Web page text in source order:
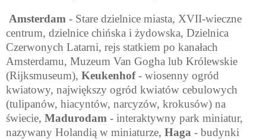
Amsterdam - Stare dzielnice miasta, XVII-wieczne
centrum, dzielnice chińska i żydowska, Dzielnica
Czerwonych Latarni, rejs statkiem po kanałach
Amsterdamu, Muzeum Van Gogha lub Królewskie
(Rijksmuseum), Keukenhof- wiosenny ogród
kwiatowy, największy ogród kwiatów cebulowych
(tulipanów, hiacyntów, narcyzów, krokusów) na
świecie, Madurodam - interaktywny park miniatur,
nazywany Holandią w miniaturze, Haga - budynki